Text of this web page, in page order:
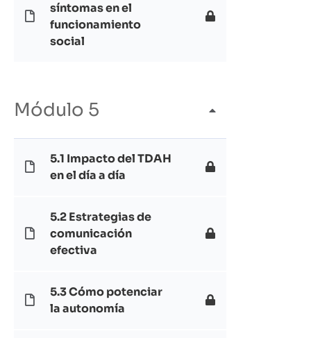
síntomas en el
funcionamiento
social
Módulo 5
5.1 Impacto del TDAH
en el día a día
5.2 Estrategias de
comunicación
efectiva
5.3 Cómo potenciar
la autonomía